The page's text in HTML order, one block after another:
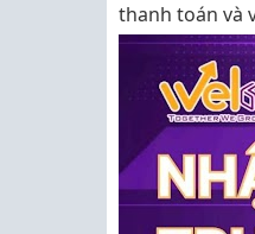
thanh toán và